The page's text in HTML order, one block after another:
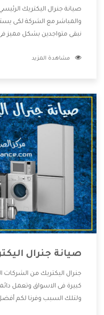
صيانة جنرال اليكتريك
والمباشر مع الشركة لكى
نبقى متواجدين بشكل مميز
الشركة بها والتى تكون منها
عنها وأقوى الأسعار التى
مشاهدة المزيد
صيانة جنرال
جنرال اليكتريك من الشركات
كبيرة فى الاسواق وتعمل
ولتلك السبب وفرنا لكم أفضل